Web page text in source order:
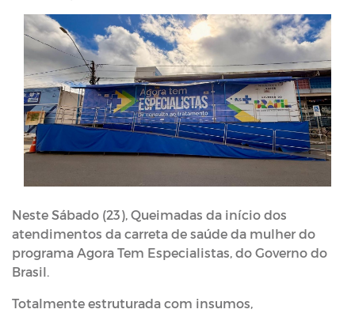
Neste Sábado (23), Queimadas da início dos
atendimentos da carreta de saúde da mulher do
programa Agora Tem Especialistas, do Governo do
Brasil.
Totalmente estruturada com insumos,